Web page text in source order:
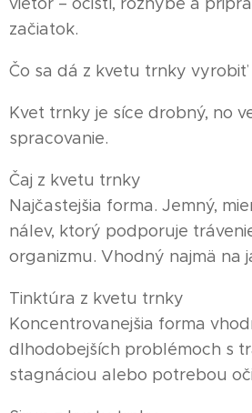
vietor – očistí, rozhýbe a
začiatok.
Čo sa dá z kvetu trnky vyrobiť
Kvet trnky je síce drobný, no
spracovanie.
Čaj z kvetu trnky
Najčastejšia forma. Jemný,
nálev, ktorý podporuje
organizmu. Vhodný najmä na
Tinktúra z kvetu trnky
Koncentrovanejšia forma
dlhodobejších problémoch s
stagnáciou alebo potrebou